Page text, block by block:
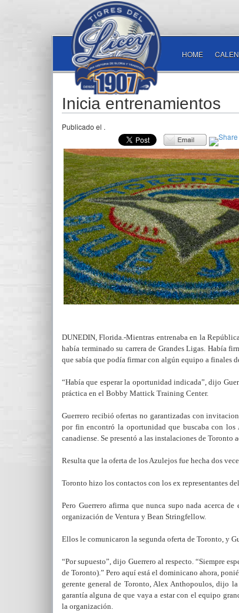
HOME
Inicia entrenamientos
Publicado el .
DUNEDIN, Florida.-Mientras entrenaba en la
había terminado su carrera de Grandes Ligas. Había
que sabía que podía firmar con algún equipo a finales
“Había que esperar la oportunidad indicada”, dijo
práctica en el Bobby Mattick Training Center.
Guerrero recibió ofertas no garantizadas con
por fin encontró la oportunidad que buscaba con
canadiense. Se presentó a las instalaciones de Toronto
Resulta que la oferta de los Azulejos fue hecha dos
Toronto hizo los contactos con los ex representantes
Pero Guerrero afirma que nunca supo nada acerca
organización de Ventura y Bean Stringfellow.
Ellos le comunicaron la segunda oferta de Toronto, y
“Por supuesto”, dijo Guerrero al respecto. “Siempre
de Toronto).” Pero aquí está el dominicano ahora,
gerente general de Toronto, Alex Anthopoulos, dijo
garantía alguna de que vaya a estar con el equipo
la organización.